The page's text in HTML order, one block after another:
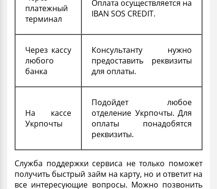
платежный
терминал
Оплата осуществляется на
IBAN SOS CREDIT.
Через кассу
любого
банка
Консультанту нужно
предоставить реквизиты
для оплаты.
На кассе
Укрпочты
Подойдет любое
отделение Укрпочты. Для
оплаты понадобятся
реквизиты.
Служба поддержки сервиса не только поможет
получить быстрый займ на карту, но и ответит на
все интересующие вопросы. Можно позвонить